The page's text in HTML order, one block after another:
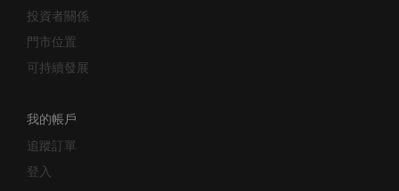
投資者關係
門市位置
可持續發展
我的帳戶
追蹤訂單
登入